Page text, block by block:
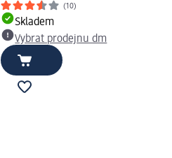
(10)
Skladem
Vybrat prodejnu dm